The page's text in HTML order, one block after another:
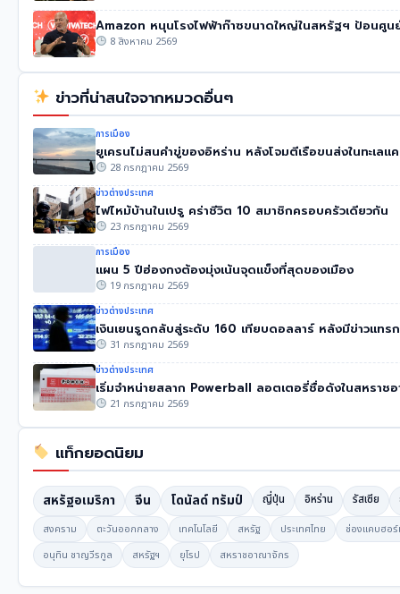
Amazon หนุนโรงไฟฟ้าก๊าซขนาดใหญ่ในสหรัฐฯ ป้อนศู
8 สิงหาคม 2569
ข่าวที่น่าสนใจจากหมวดอื่นๆ
การเมือง
ยูเครนไม่สนคำขู่ของอิหร่าน หลังโจมตีเรือขนส่งในทะเลแ
28 กรกฎาคม 2569
ข่าวต่างประเทศ
ไฟไหม้บ้านในเปรู คร่าชีวิต 10 สมาชิกครอบครัวเดียวกัน
23 กรกฎาคม 2569
การเมือง
แผน 5 ปีฮ่องกงต้องมุ่งเน้นจุดแข็งที่สุดของเมือง
19 กรกฎาคม 2569
ข่าวต่างประเทศ
เงินเยนรูดกลับสู่ระดับ 160 เทียบดอลลาร์ หลังมีข่าวแทร
31 กรกฎาคม 2569
ข่าวต่างประเทศ
เริ่มจำหน่ายสลาก Powerball ลอตเตอรี่ชื่อดังในสหราช
21 กรกฎาคม 2569
แท็กยอดนิยม
สหรัฐอเมริกา จีน โดนัลด์ ทรัมป์ ญี่ปุ่น อิหร่าน รัสเซีย
สงคราม ตะวันออกกลาง เทคโนโลยี สหรัฐ ประเทศไทย
ช่องแคบฮอ
อนุทิน ชาญวีรกูล
สหรัฐฯ ยุโรป สหราชอาณาจักร